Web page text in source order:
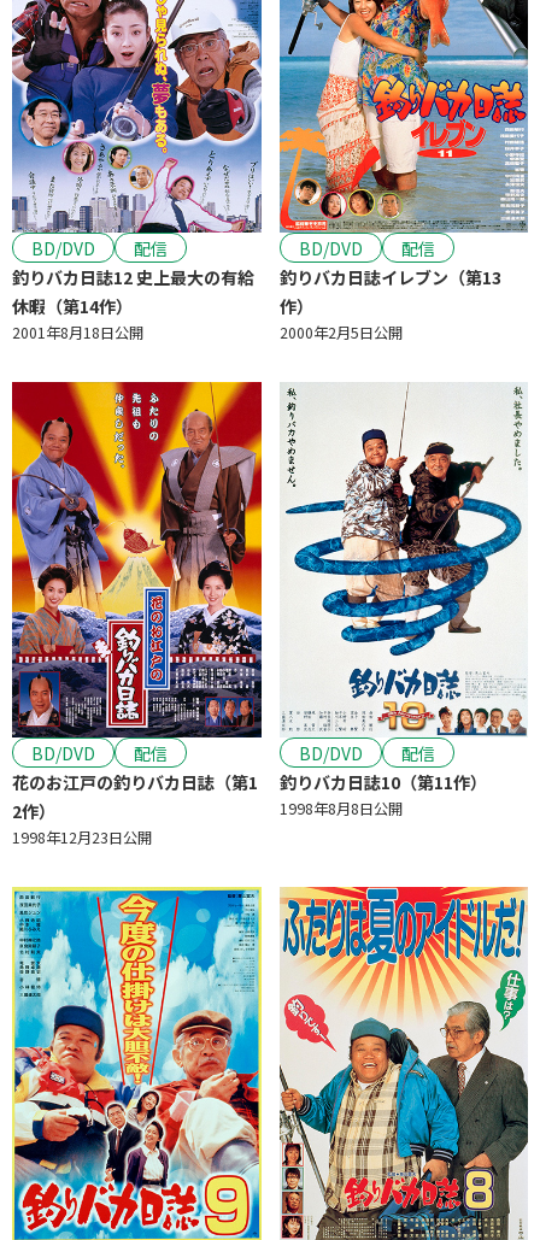
BD/DVD
配信
釣りバカ日誌12 史上最大の有給
休暇（第14作）
2001年8月18日公開
BD/DVD
配信
釣りバカ日誌イレブン（第13
作）
2000年2月5日公開
BD/DVD
配信
花のお江戸の釣りバカ日誌（第1
2作）
1998年12月23日公開
BD/DVD
配信
釣りバカ日誌10（第11作）
1998年8月8日公開